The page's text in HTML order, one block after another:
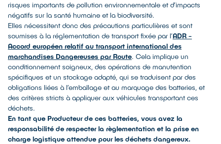
risques importants de pollution environnementale et d’impacts
négatifs sur la santé humaine et la biodiversité.
Elles nécessitent donc des précautions particulières et sont
soumises à la réglementation de transport fixée par l’ADR -
Accord européen relatif au transport international des
marchandises Dangereuses par Route. Cela implique un
conditionnement soigneux, des opérations de manutention
spécifiques et un stockage adapté, qui se traduisent par des
obligations liées à l’emballage et au marquage des batteries, et
des critères stricts à appliquer aux véhicules transportant ces
déchets.
En tant que Producteur de ces batteries, vous avez la
responsabilité de respecter la règlementation et la prise en
charge logistique attendue pour les déchets dangereux.